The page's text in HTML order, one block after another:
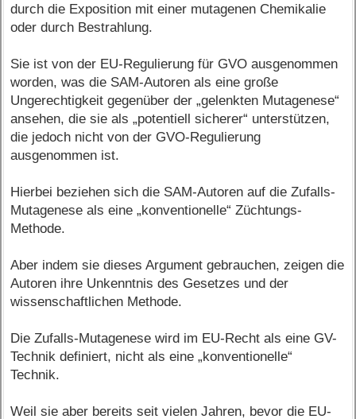
durch die Exposition mit einer mutagenen Chemikalie
oder durch Bestrahlung.
Sie ist von der EU-Regulierung für GVO ausgenommen
worden, was die SAM-Autoren als eine große
Ungerechtigkeit gegenüber der „gelenkten Mutagenese“
ansehen, die sie als „potentiell sicherer“ unterstützen,
die jedoch nicht von der GVO-Regulierung
ausgenommen ist.
Hierbei beziehen sich die SAM-Autoren auf die Zufalls-
Mutagenese als eine „konventionelle“ Züchtungs-
Methode.
Aber indem sie dieses Argument gebrauchen, zeigen die
Autoren ihre Unkenntnis des Gesetzes und der
wissenschaftlichen Methode.
Die Zufalls-Mutagenese wird im EU-Recht als eine GV-
Technik definiert, nicht als eine „konventionelle“
Technik.
Weil sie aber bereits seit vielen Jahren, bevor die EU-